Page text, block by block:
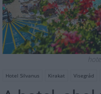
Hotel Silvanus Kirakat Visegrád